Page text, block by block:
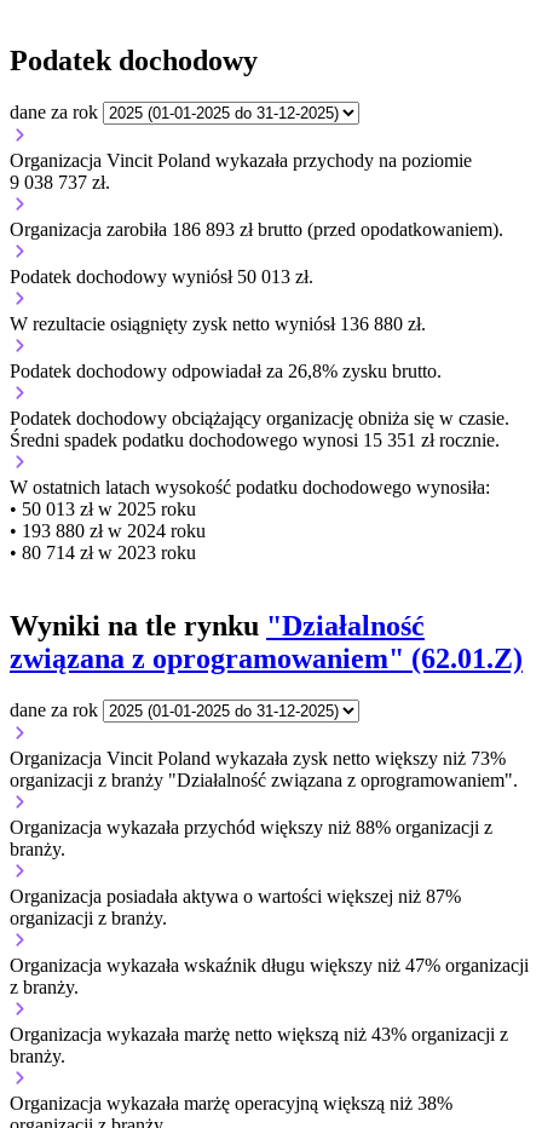
Podatek dochodowy
dane za rok
Organizacja Vincit Poland wykazała przychody na poziomie
9 038 737 zł.
Organizacja zarobiła 186 893 zł brutto (przed opodatkowaniem).
Podatek dochodowy wyniósł 50 013 zł.
W rezultacie osiągnięty zysk netto wyniósł 136 880 zł.
Podatek dochodowy odpowiadał za 26,8% zysku brutto.
Podatek dochodowy obciążający organizację obniża się w czasie.
Średni spadek podatku dochodowego wynosi 15 351 zł rocznie.
W ostatnich latach wysokość podatku dochodowego wynosiła:
• 50 013 zł w 2025 roku
• 193 880 zł w 2024 roku
• 80 714 zł w 2023 roku
Wyniki na tle rynku "Działalność
związana z oprogramowaniem" (62.01.Z)
dane za rok
Organizacja Vincit Poland wykazała zysk netto większy niż 73%
organizacji z branży "Działalność związana z oprogramowaniem".
Organizacja wykazała przychód większy niż 88% organizacji z
branży.
Organizacja posiadała aktywa o wartości większej niż 87%
organizacji z branży.
Organizacja wykazała wskaźnik długu większy niż 47% organizacji
z branży.
Organizacja wykazała marżę netto większą niż 43% organizacji z
branży.
Organizacja wykazała marżę operacyjną większą niż 38%